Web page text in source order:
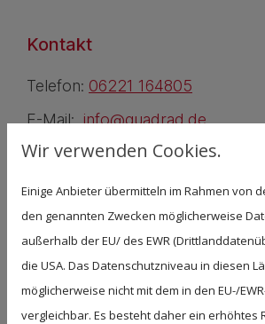
Kontakt
Telefon: 06221 164805
E-Mail:info@quadrad.de
Öffnungszeiten
Montag
Dienstag - Freitag
Samstag
Wir verwenden Cookies.
Einige Anbieter übermitteln im Rahmen von
den genannten Zwecken möglicherweise
außerhalb der EU/ des EWR
die USA. Das Datenschutzniveau in diesen
möglicherweise nicht mit dem in den EU-/
vergleichbar. Es besteht daher ein erhöhtes